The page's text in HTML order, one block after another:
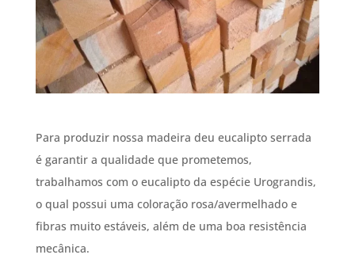
Para produzir nossa madeira deu eucalipto serrada
é garantir a qualidade que prometemos,
trabalhamos com o eucalipto da espécie Urograndis,
o qual possui uma coloração rosa/avermelhado e
fibras muito estáveis, além de uma boa resistência
mecânica.